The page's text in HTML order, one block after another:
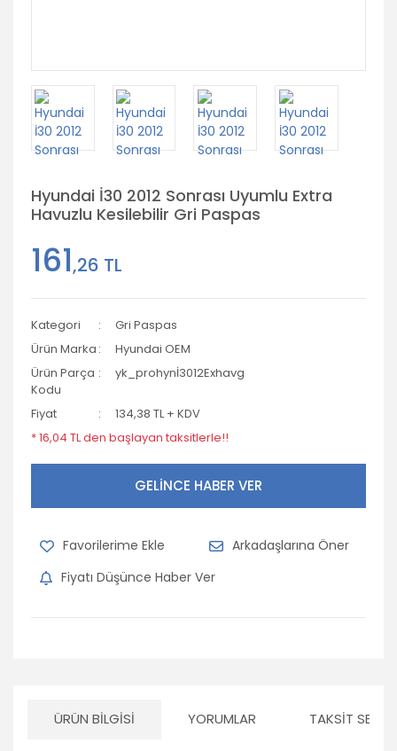
Hyundai İ30 2012 Sonrası Uyumlu Extra
Havuzlu Kesilebilir Gri Paspas
161,26 TL
Kategori
Gri Paspas
Ürün Marka
Hyundai OEM
Ürün Parça
Kodu
yk_prohynİ3012Exhavg
Fiyat
134,38 TL + KDV
* 16,04 TL den başlayan taksitlerle!!
GELİNCE HABER VER
Arkadaşlarına Öner
Fiyatı Düşünce Haber Ver
ÜRÜN BILGISI YORUMLAR TAKSIT